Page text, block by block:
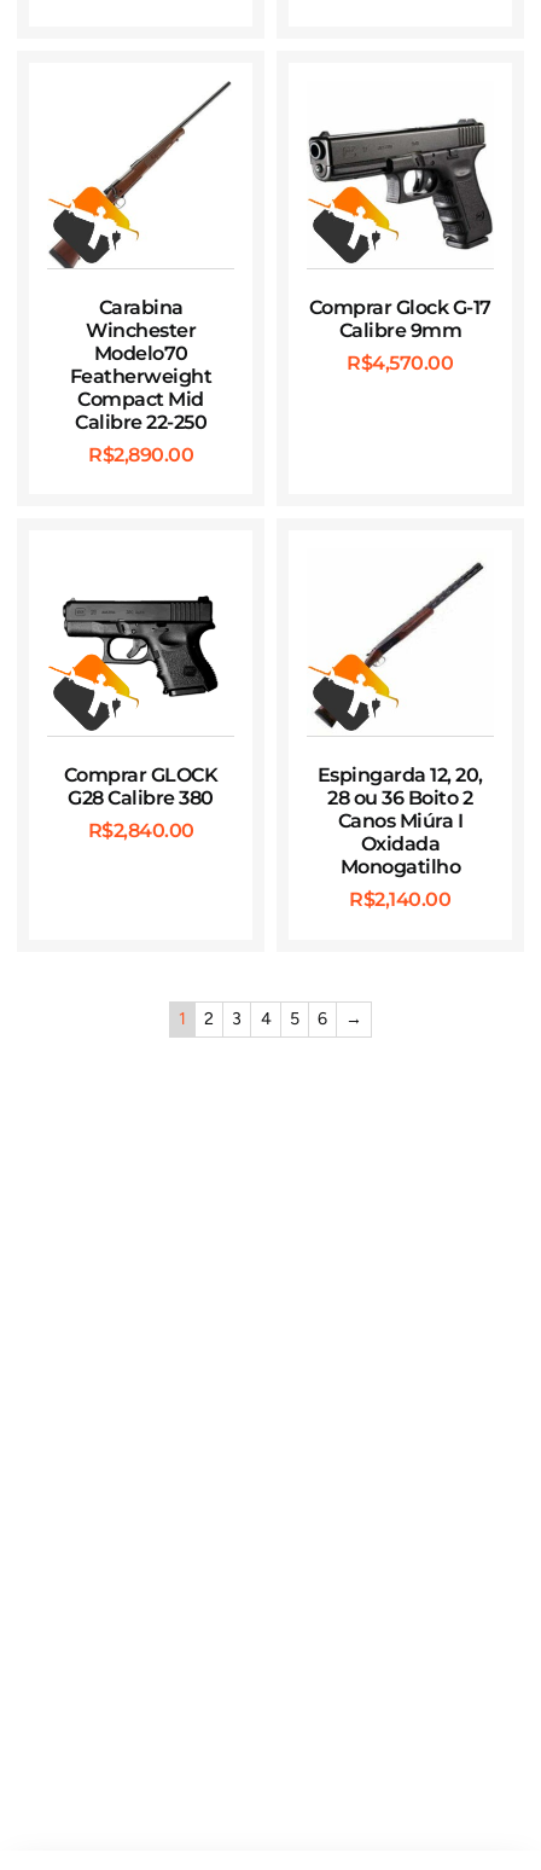
Carabina
Winchester
Modelo70
Featherweight
Compact Mid
Calibre 22-250
R$2,890.00
Comprar Glock G-17
Calibre 9mm
R$4,570.00
Comprar GLOCK
G28 Calibre 380
R$2,840.00
Espingarda 12, 20,
28 ou 36 Boito 2
Canos Miúra I
Oxidada
Monogatilho
R$2,140.00
1 2 3 4 5 6 →